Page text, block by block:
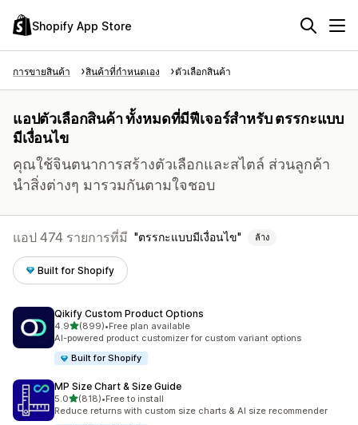
Shopify App Store
การขายสินค้า สินค้าที่กำหนดเอง ตัวเลือกสินค้า
แอปตัวเลือกสินค้า ทั้งหมดที่มีฟีเจอร์สำหรับ ตรรกะแบบ
มีเงื่อนไข
คุณใช้จินตนาการสร้างตัวเลือกและสไตล์ ส่วนลูกค้า
นำสิ่งต่างๆ มารวมกันตามใจชอบ
แอป 474 รายการที่มี ตรรกะแบบมีเงื่อนไข ล้าง
Built for Shopify
Qikify Custom Product Options
4.9เต็ม 5 ดาว
(899)
ทั้งหมด 899 รีวิว
•Free plan available
AI-powered product customizer for custom variant options
Built for Shopify
MP Size Chart & Size Guide
5.0เต็ม 5 ดาว
(818)
ทั้งหมด 818 รีวิว
•Free to install
Reduce returns with custom size charts & AI size recommender